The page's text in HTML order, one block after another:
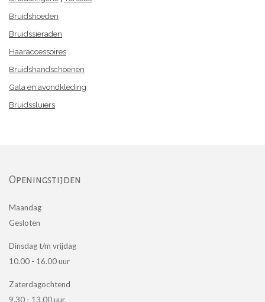
Bruidshoeden
Bruidssieraden
Haaraccessoires
Bruidshandschoenen
Gala en avondkleding
Bruidssluiers
Openingstijden
Maandag
Gesloten
Dinsdag t/m vrijdag
10.00 - 16.00 uur
Zaterdagochtend
9.30 - 13.00 uur